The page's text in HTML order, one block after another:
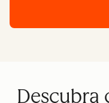
Descubra